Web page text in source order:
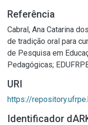
Referência
Cabral, Ana Catarina
de tradição oral para
de Pesquisa em
Pedagógicas;
URI
https://
Identificador